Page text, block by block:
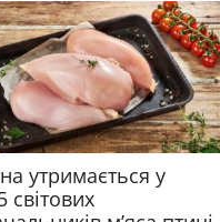
утримається у